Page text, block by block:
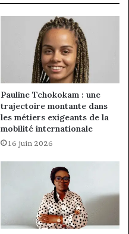
Pauline Tchokokam : une
trajectoire montante dans
les métiers exigeants de la
mobilité internationale
16 juin 2026